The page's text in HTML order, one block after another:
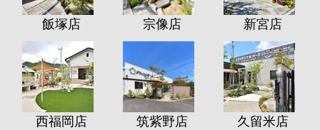
飯塚店 宗像店 新宮店
西福岡店 筑紫野店 久留米店